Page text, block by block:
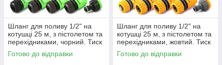
Шланг для поливу 1/2" на
котушці 25 м, з пістолетом та
перехідниками, чорний. Тиск
до 8 бар (комплект)
Готово до відправки
Шланг для поливу 1/2" на
котушці 25 м, з пістолетом та
перехідниками, жовтий. Тиск
до 8 бар (комплект)
Готово до відправки